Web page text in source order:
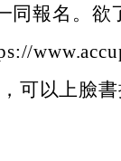
同報名。欲
可以上臉